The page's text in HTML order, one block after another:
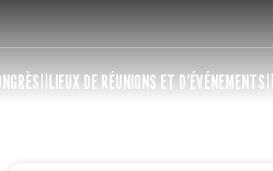
LIEUX DE RÉUNIONS ET D’ÉVÉNEMENTS